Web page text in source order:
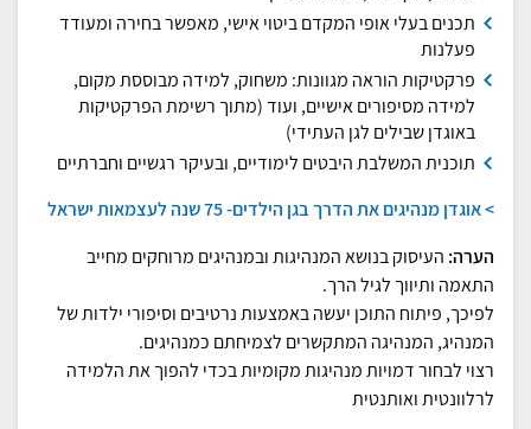
תכנים בעלי אופי המקדם ביטוי אישי, מאפשר בחירה ומעודד
פעלנות
פרקטיקות הוראה מגוונות: משחוק, למידה מבוססת מקום,
למידה מסיפורים אישיים, ועוד (מתוך רשימת הפרקטיקות
באוגדן שבילים לגן העתידי)
תוכנית המשלבת היבטים לימודיים, ובעיקר רגשיים וחברתיים
> אוגדן מנהיגים את הדרך בגן הילדים- 75 שנה לעצמאות ישראל
הערה: העיסוק בנושא המנהיגות ובמנהיגים מרוחקים מחייב
התאמה ותיווך לגיל הרך.
לפיכך, פיתוח התוכן יעשה באמצעות נרטיבים וסיפורי ילדות של
המנהיג, המנהיגה המתקשרים לצמיחתם כמנהיגים.
רצוי לבחור דמויות מנהיגות מקומיות בכדי להפוך את הלמידה
לרלוונטית ואותנטית